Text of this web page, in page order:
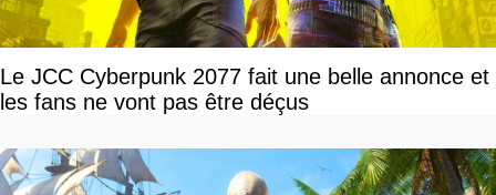
Le JCC Cyberpunk 2077 fait une belle annonce et
les fans ne vont pas être déçus